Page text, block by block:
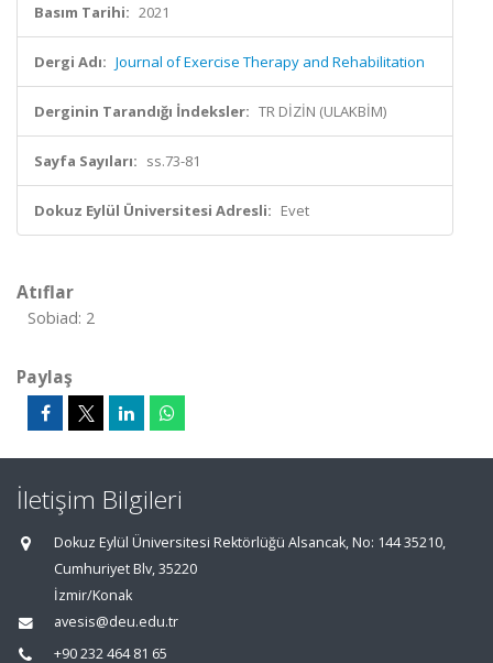
Basım Tarihi: 2021
Dergi Adı: Journal of Exercise Therapy and Rehabilitation
Derginin Tarandığı İndeksler: TR DİZİN (ULAKBİM)
Sayfa Sayıları: ss.73-81
Dokuz Eylül Üniversitesi Adresli: Evet
Atıflar
Sobiad: 2
Paylaş
İletişim Bilgileri
Dokuz Eylül Üniversitesi Rektörlüğü Alsancak, No: 144 35210,
Cumhuriyet Blv, 35220
İzmir/Konak
avesis@deu.edu.tr
+90 232 464 81 65